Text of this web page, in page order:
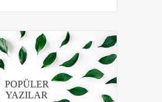
POPÜLER
YAZILAR